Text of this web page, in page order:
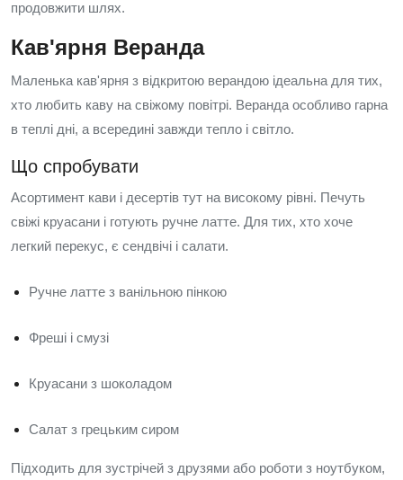
продовжити шлях.
Кав'ярня Веранда
Маленька кав'ярня з відкритою верандою ідеальна для тих,
хто любить каву на свіжому повітрі. Веранда особливо гарна
в теплі дні, а всередині завжди тепло і світло.
Що спробувати
Асортимент кави і десертів тут на високому рівні. Печуть
свіжі круасани і готують ручне латте. Для тих, хто хоче
легкий перекус, є сендвічі і салати.
Ручне латте з ванільною пінкою
Фреші і смузі
Круасани з шоколадом
Салат з грецьким сиром
Підходить для зустрічей з друзями або роботи з ноутбуком,